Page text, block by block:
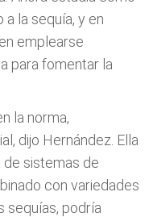
la sequía, y en
emplearse
para fomentar la
la norma,
dijo Hernández. Ella
de sistemas de
con variedades
sequías, podría